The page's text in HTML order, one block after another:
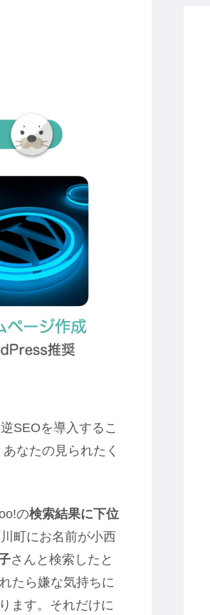
SEOを導入するこ
なたの見られたく
の検索結果に下位
町にお名前が小西
さんと検索したと
たら嫌な気持ちに
ます。それだけに